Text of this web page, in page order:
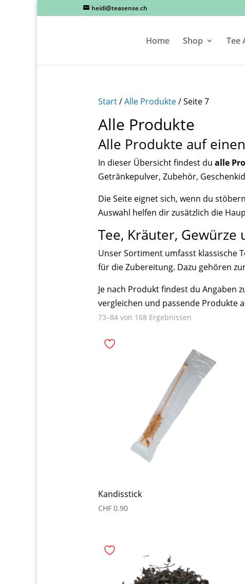
heidi@teasense.ch
Home Shop Tee
Start/Alle Produkte/ Seite 7
Alle Produkte
Alle Produkte auf
In dieser Übersicht findest dualle
Getränkepulver, Zubehör,
Die Seite eignet sich, wenn du
Auswahl helfen dir zusätzlich die
Tee, Kräuter, Gewürze
Unser Sortiment umfasst klassische
für die Zubereitung. Dazu gehören
Je nach Produkt findest du Angaben
vergleichen und passende Produkte
73–84 von 168 Ergebnissen
Kandisstick
CHF 0.90